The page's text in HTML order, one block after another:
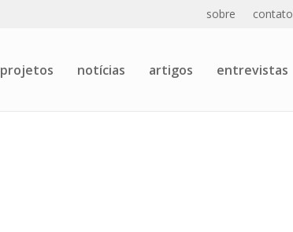
sobre contato
projetos notícias artigos entrevistas